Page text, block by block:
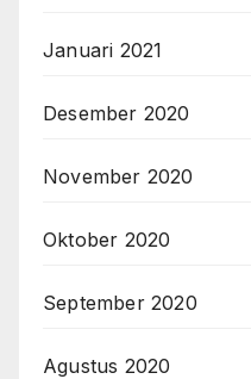
Januari 2021
Desember 2020
November 2020
Oktober 2020
September 2020
Agustus 2020